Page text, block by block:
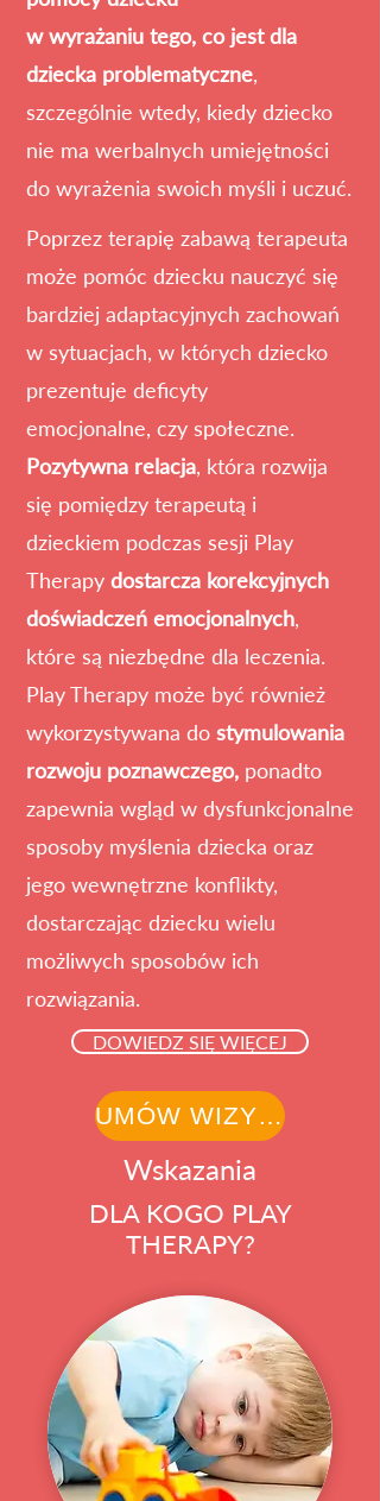
w wyrażaniu tego, co jest dla
dziecka problematyczne,
szczególnie wtedy, kiedy dziecko
nie ma werbalnych umiejętności
do wyrażenia swoich myśli i uczuć.
Poprzez terapię zabawą terapeuta
może pomóc dziecku nauczyć się
bardziej adaptacyjnych zachowań
w sytuacjach, w których dziecko
prezentuje deficyty
emocjonalne, czy społeczne.
Pozytywna relacja, która rozwija
się pomiędzy terapeutą i
dzieckiem podczas sesji Play
Therapy dostarcza korekcyjnych
doświadczeń emocjonalnych,
które są niezbędne dla leczenia.
Play Therapy może być również
wykorzystywana do stymulowania
rozwoju poznawczego, ponadto
zapewnia wgląd w dysfunkcjonalne
sposoby myślenia dziecka oraz
jego wewnętrzne konflikty,
dostarczając dziecku wielu
możliwych sposobów ich
rozwiązania.
DOWIEDZ SIĘ WIĘCEJ
UMÓW WIZYTĘ
Wskazania
DLA KOGO PLAY
THERAPY?